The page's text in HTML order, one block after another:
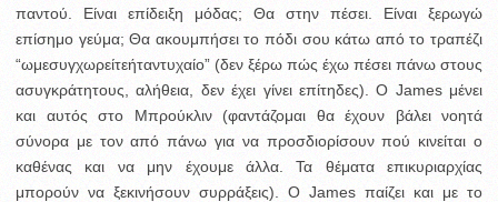
παντού. Είναι επίδειξη μόδας; Θα στην πέσει. Είναι ξερωγώ
επίσημο γεύμα; Θα ακουμπήσει το πόδι σου κάτω από το τραπέζι
“ωμεσυγχωρείτεήταντυχαίο” (δεν ξέρω πώς έχω πέσει πάνω στους
ασυγκράτητους, αλήθεια, δεν έχει γίνει επίτηδες). Ο James μένει
και αυτός στο Μπρούκλιν (φαντάζομαι θα έχουν βάλει νοητά
σύνορα με τον από πάνω για να προσδιορίσουν πού κινείται ο
καθένας και να μην έχουμε άλλα. Τα θέματα επικυριαρχίας
μπορούν να ξεκινήσουν συρράξεις). Ο James παίζει και με το